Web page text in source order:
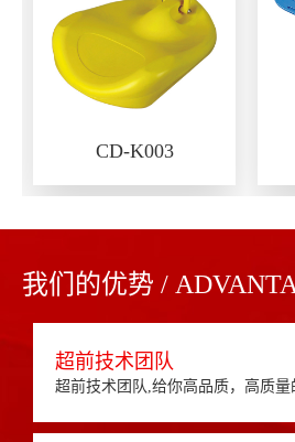
CD-K003
我们的优势 /
超前技术团队
超前技术团队,给你高品质，高质量